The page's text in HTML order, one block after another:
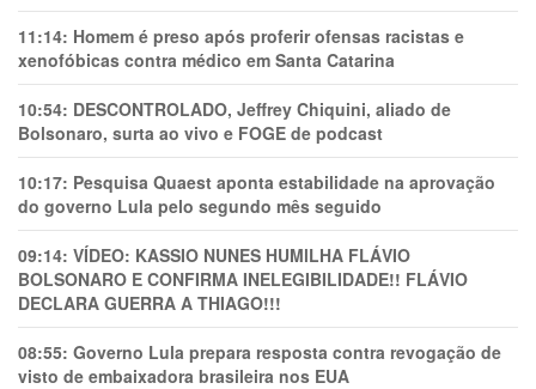
11:14: Homem é preso após proferir ofensas racistas e
xenofóbicas contra médico em Santa Catarina
10:54: DESCONTROLADO, Jeffrey Chiquini, aliado de
Bolsonaro, surta ao vivo e FOGE de podcast
10:17: Pesquisa Quaest aponta estabilidade na aprovação
do governo Lula pelo segundo mês seguido
09:14: VÍDEO: KASSIO NUNES HUMlLHA FLÁVIO
BOLSONARO E CONFIRMA INELEGIBILIDADE!! FLÁVIO
DECLARA GUERRA A THIAGO!!!
08:55: Governo Lula prepara resposta contra revogação de
visto de embaixadora brasileira nos EUA